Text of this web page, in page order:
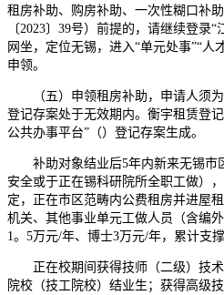
租房补助、购房补助、一次性糊口补
〔2023〕39号）前提的，请继续登录
网坐，定位无锡，进入“单元处事”“人
申领。
（五）申领租房补助，申请人须为
登记存案处于无效期内。衡宇租赁登
公共办事平台”（）登记存案生成。
补助对象结业后5年内新来无锡市
安全或于正在锡科研院所全职工做）
定，正在市区范畴内公费租房并进屋
机关、其他事业单元工做人员（含编
1。5万元/年、博士3万元/年，累计支撑
正在校期间获得技师（二级）技术
院校（技工院校）结业生；获得高级